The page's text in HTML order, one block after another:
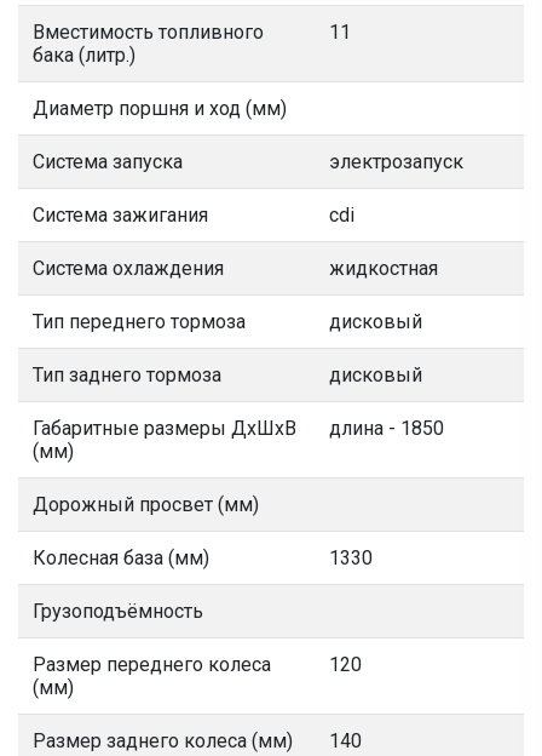
Вместимость топливного
бака (литр.)
11
Диаметр поршня и ход (мм)
Система запуска электрозапуск
Система зажигания cdi
Система охлаждения жидкостная
Тип переднего тормоза дисковый
Тип заднего тормоза дисковый
Габаритные размеры ДхШхВ
(мм)
длина - 1850
Дорожный просвет (мм)
Колесная база (мм) 1330
Грузоподъёмность
Размер переднего колеса
(мм)
120
Размер заднего колеса (мм) 140